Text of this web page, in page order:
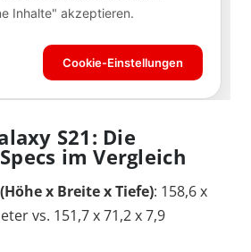
S21: Die
im Vergleich
x Breite x Tiefe): 158,6 x
vs. 151,7 x 71,2 x 7,9